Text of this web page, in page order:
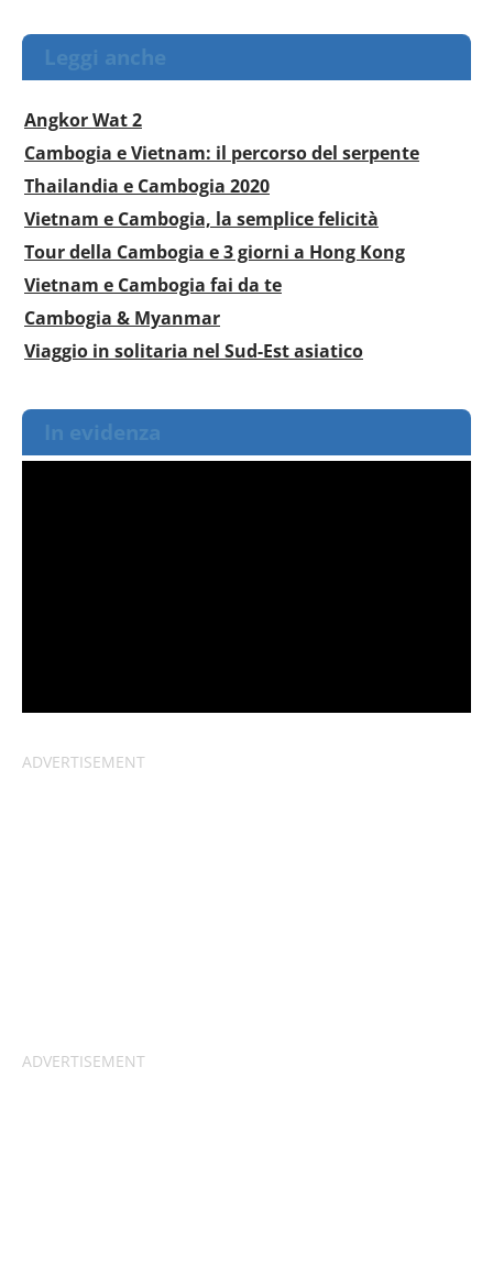
Leggi anche
Angkor Wat 2
Cambogia e Vietnam: il percorso del serpente
Thailandia e Cambogia 2020
Vietnam e Cambogia, la semplice felicità
Tour della Cambogia e 3 giorni a Hong Kong
Vietnam e Cambogia fai da te
Cambogia & Myanmar
Viaggio in solitaria nel Sud-Est asiatico
In evidenza